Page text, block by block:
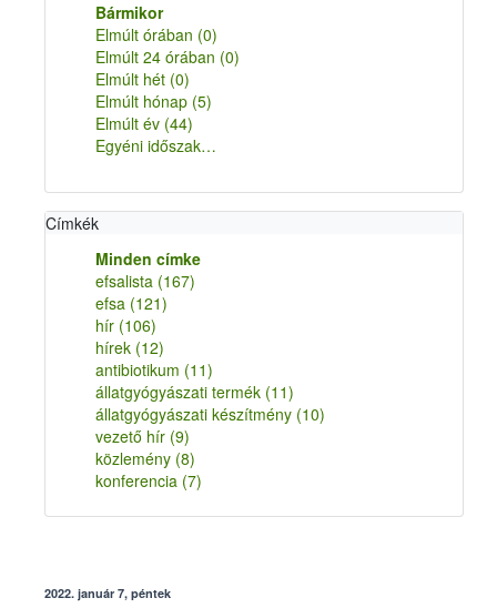
Bármikor
Elmúlt órában (0)
Elmúlt 24 órában (0)
Elmúlt hét (0)
Elmúlt hónap (5)
Elmúlt év (44)
Egyéni időszak…
Címkék
Minden címke
efsalista (167)
efsa (121)
hír (106)
hírek (12)
antibiotikum (11)
állatgyógyászati termék (11)
állatgyógyászati készítmény (10)
vezető hír (9)
közlemény (8)
konferencia (7)
2022. január 7, péntek